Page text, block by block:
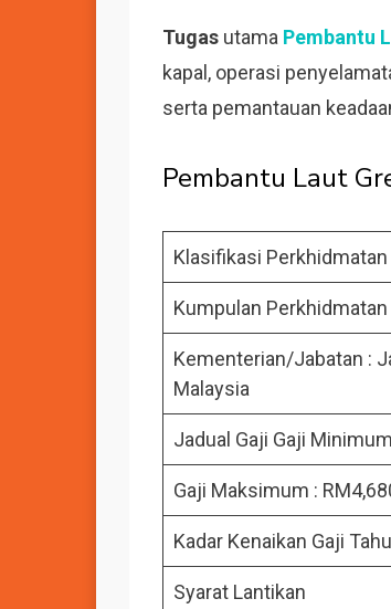
Tugas utama Pembantu
kapal, operasi
serta pemantauan
Pembantu Laut
Klasifikasi
Kumpulan
Kementerian/Jabatan :
Malaysia
Jadual Gaji Gaji
Gaji Maksimum :
Kadar Kenaikan Gaji
Syarat Lantikan